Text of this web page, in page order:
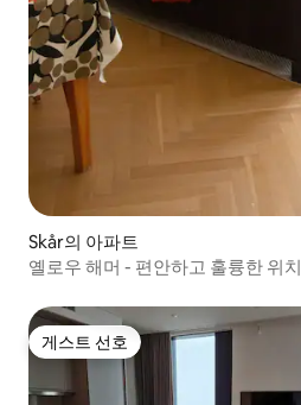
Skår의 아파트
옐로우 해머 - 편안하고 훌륭한 위치
게스트 선호
게스트 선호